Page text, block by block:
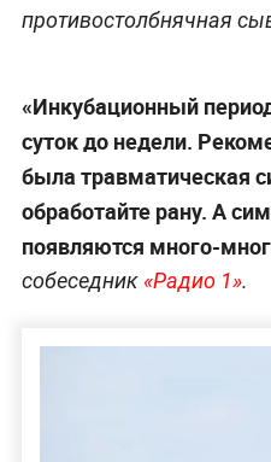
противостолбнячная
«Инкубационный
суток до недели.
была травматическая
обработайте рану. А
появляются много-
собеседник«Радио 1».